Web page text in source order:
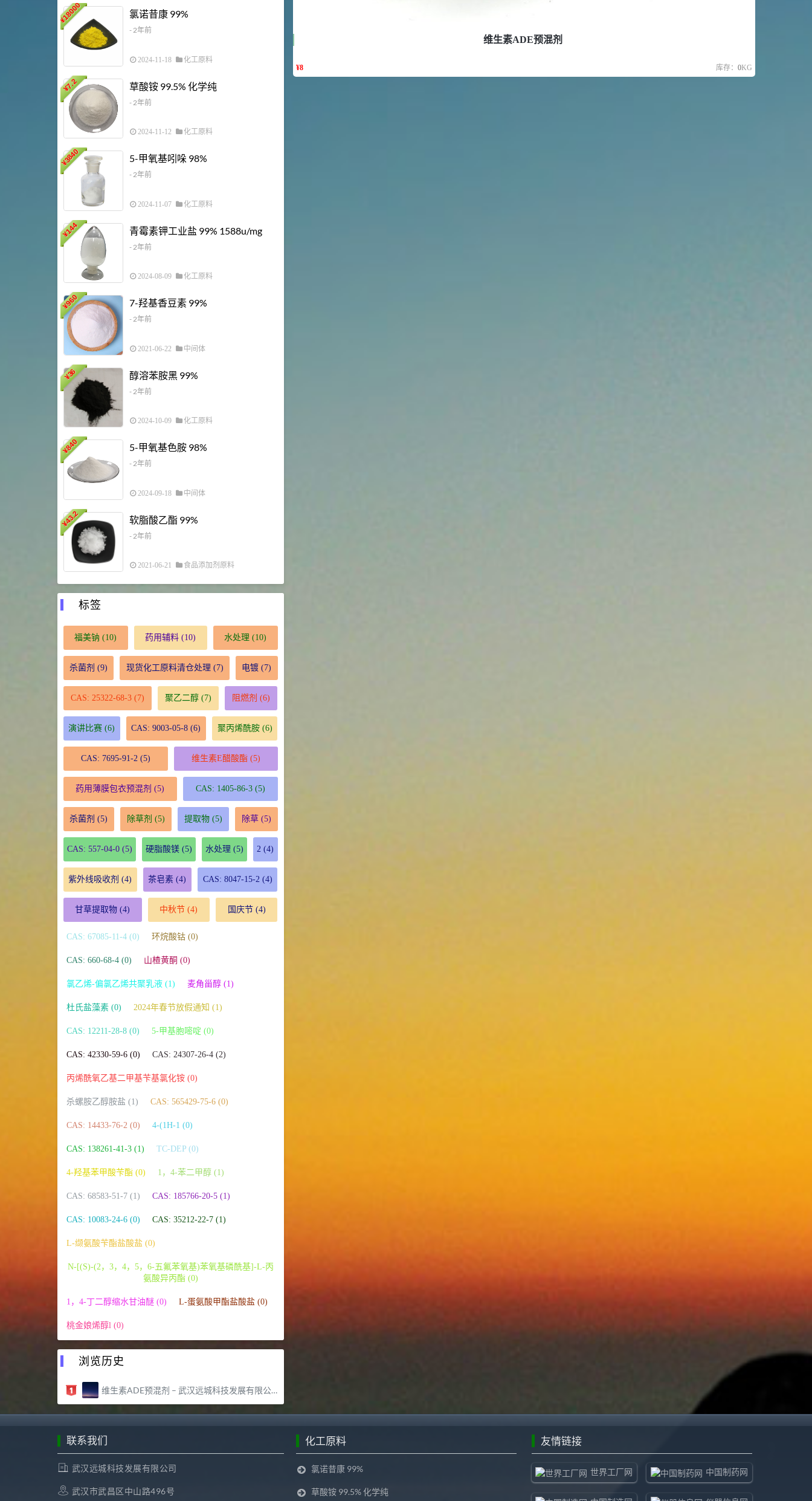
维生素ADE预混剂
¥8 库存： 0KG
¥
18000 氯诺昔康 99%
- 2年前
2024-11-18 化工原料
¥
7.2 草酸铵 99.5% 化学纯
- 2年前
2024-11-12 化工原料
¥
3840 5-甲氧基吲哚 98%
- 2年前
2024-11-07 化工原料
¥
144 青霉素钾工业盐 99% 1588u/mg
- 2年前
2024-08-09 化工原料
¥
960 7-羟基香豆素 99%
- 2年前
2021-06-22 中间体
¥
36 醇溶苯胺黑 99%
- 2年前
2024-10-09 化工原料
¥
840 5-甲氧基色胺 98%
- 2年前
2024-09-18 中间体
¥
43.2 软脂酸乙酯 99%
- 2年前
2021-06-21 食品添加剂原料
标签
福美钠 (10) 药用辅料 (10) 水处理 (10)
杀菌剂 (9) 现货化工原料清仓处理 (7) 电镀 (7)
CAS: 25322-68-3(7) 聚乙二醇(7) 阻燃剂 (6)
演讲比赛 (6) CAS: 9003-05-8 (6) 聚丙烯酰胺(6)
CAS: 7695-91-2(5) 维生素E醋酸酯(5)
药用薄膜包衣预混剂 (5) CAS: 1405-86-3(5)
杀菌剂 (5) 除草剂 (5) 提取物(5) 除草(5)
CAS: 557-04-0(5) 硬脂酸镁(5) 水处理 (5) 2 (4)
紫外线吸收剂 (4) 茶皂素 (4) CAS: 8047-15-2(4)
甘草提取物 (4) 中秋节 (4) 国庆节(4)
CAS: 67085-11-4 (0) 环烷酸钴 (0)
CAS: 660-68-4 (0) 山楂黄酮 (0)
氯乙烯-偏氯乙烯共聚乳液 (1) 麦角甾醇 (1)
杜氏盐藻素 (0) 2024年春节放假通知 (1)
CAS: 12211-28-8 (0) 5-甲基胞嘧啶 (0)
CAS: 42330-59-6 (0) CAS: 24307-26-4 (2)
丙烯酰氧乙基二甲基苄基氯化铵 (0)
杀螺胺乙醇胺盐 (1) CAS: 565429-75-6 (0)
CAS: 14433-76-2 (0) 4-(1H-1 (0)
CAS: 138261-41-3 (1) TC-DEP (0)
4-羟基苯甲酸苄酯 (0) 1，4-苯二甲醇 (1)
CAS: 68583-51-7 (1) CAS: 185766-20-5 (1)
CAS: 10083-24-6 (0) CAS: 35212-22-7 (1)
L-缬氨酸苄酯盐酸盐 (0)
N-[(S)-(2，3，4，5，6-五氟苯氧基)苯氧基磷酰基]-L-丙
氨酸异丙酯 (0)
1，4-丁二醇缩水甘油醚 (0) L-蛋氨酸甲酯盐酸盐 (0)
桃金娘烯醇l (0)
浏览历史
维生素ADE预混剂 – 武汉远城科技发展有限公司
联系我们
武汉远城科技发展有限公司
武汉市武昌区中山路496号
化工原料
氯诺昔康 99%
草酸铵 99.5% 化学纯
友情链接
世界工厂网 中国制药网